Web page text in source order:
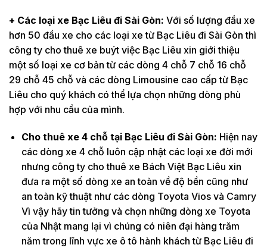
+ Các loại xe Bạc Liêu đi Sài Gòn: Với số lượng đầu xe
hơn 50 đầu xe cho các loại xe từ Bạc Liêu đi Sài Gòn thì
công ty cho thuê xe buýt việc Bạc Liêu xin giới thiệu
một số loại xe cơ bản từ các dòng 4 chỗ 7 chỗ 16 chỗ
29 chỗ 45 chỗ và các dòng Limousine cao cấp từ Bạc
Liêu cho quý khách có thể lựa chọn những dòng phù
hợp với nhu cầu của mình.
Cho thuê xe 4 chỗ tại Bạc Liêu đi Sài Gòn: Hiện nay
các dòng xe 4 chỗ luôn cập nhật các loại xe đời mới
nhưng công ty cho thuê xe Bách Việt Bạc Liêu xin
đưa ra một số dòng xe an toàn về độ bền cũng như
an toàn kỹ thuật như các dòng Toyota Vios và Camry
Vì vậy hãy tin tưởng và chọn những dòng xe Toyota
của Nhật mang lại vì chúng có niên đại hàng trăm
năm trong lĩnh vực xe ô tô hành khách từ Bạc Liêu đi